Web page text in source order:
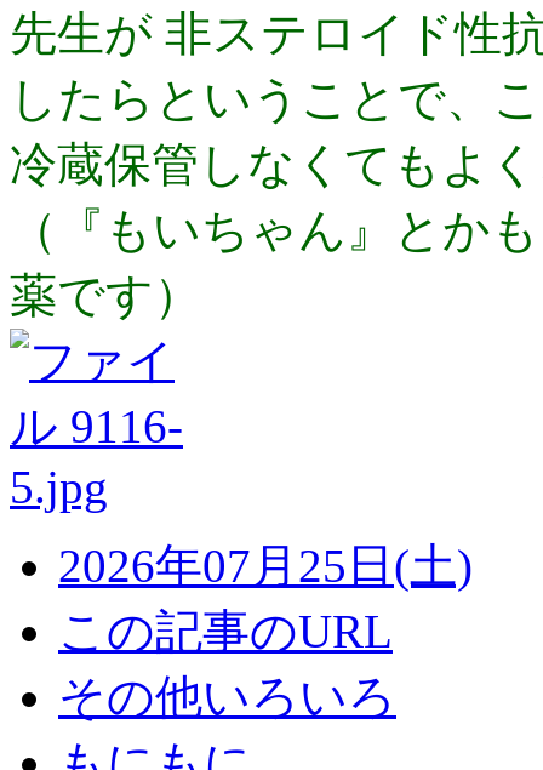
先生が 非ステロイド性
したらということで、
冷蔵保管しなくてもよ
（『もいちゃん』とか
薬です）
2026年07月25日(土)
この記事のURL
その他いろいろ